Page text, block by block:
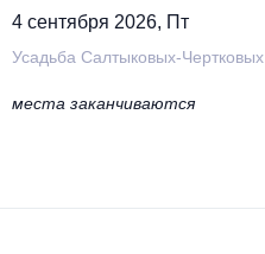
4 сентября 2026, Пт
Усадьба Салтыковых-Чертковых
места заканчиваются